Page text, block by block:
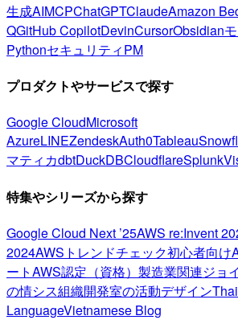
生成AIMCPChatGPTClaudeAmazon
QGitHub CopilotDevinCursorObsidian
PythonセキュリティPM
プロダクトやサービスで探す
Google CloudMicrosoft
AzureLINEZendeskAuth0Tableau
マティカdbtDuckDBCloudflareSplunk
特集やシリーズから探す
Google Cloud Next ’25AWS re:Invent
2024AWSトレンドチェック初心者向け
ートAWS認定（資格） 製造業関連ジョ
の情シス組織開発室の活動デザインThai
LanguageVietnamese Blog